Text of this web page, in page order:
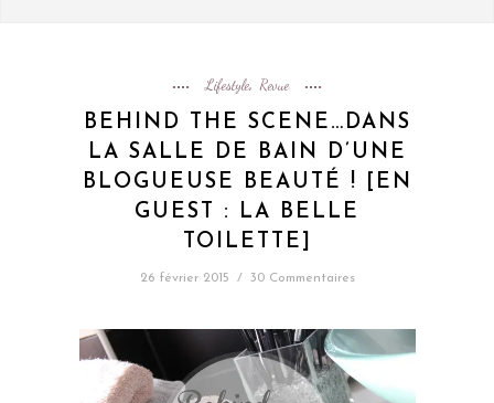
Lifestyle, Revue
BEHIND THE SCENE…DANS
LA SALLE DE BAIN D’UNE
BLOGUEUSE BEAUTÉ ! [EN
GUEST : LA BELLE
TOILETTE]
26 février 2015 / 30 Commentaires